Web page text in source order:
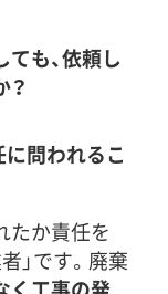
も、依頼し
問われるこ
たか責任を
」です。廃棄